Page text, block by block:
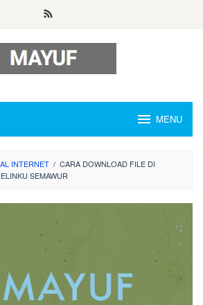
MENU
INTERNET / CARA DOWNLOAD FILE DI
SEMAWUR